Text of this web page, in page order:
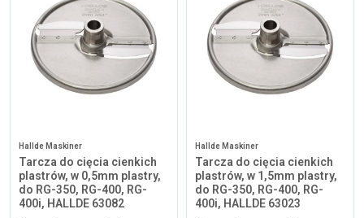
Hallde Maskiner
Tarcza do cięcia cienkich
plastrów, w 0,5mm plastry,
do RG-350, RG-400, RG-
400i, HALLDE 63082
Hallde Maskiner
Tarcza do cięcia cienkich
plastrów, w 1,5mm plastry,
do RG-350, RG-400, RG-
400i, HALLDE 63023